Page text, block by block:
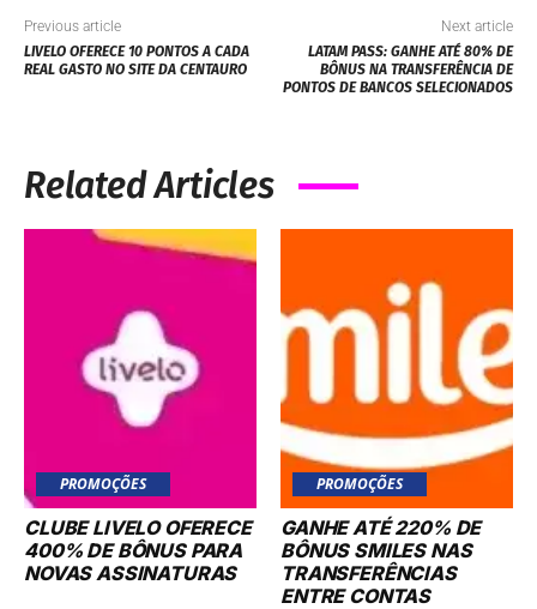
Previous article
LIVELO OFERECE 10 PONTOS A CADA
REAL GASTO NO SITE DA CENTAURO
Next article
LATAM PASS: GANHE ATÉ 80% DE
BÔNUS NA TRANSFERÊNCIA DE
PONTOS DE BANCOS SELECIONADOS
Related Articles
PROMOÇÕES
CLUBE LIVELO OFERECE
400% DE BÔNUS PARA
NOVAS ASSINATURAS
PROMOÇÕES
GANHE ATÉ 220% DE
BÔNUS SMILES NAS
TRANSFERÊNCIAS
ENTRE CONTAS